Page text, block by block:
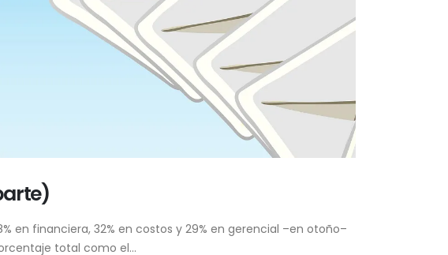
en financiera, 32% en costos y 29% en gerencial –en otoño–
total como el...